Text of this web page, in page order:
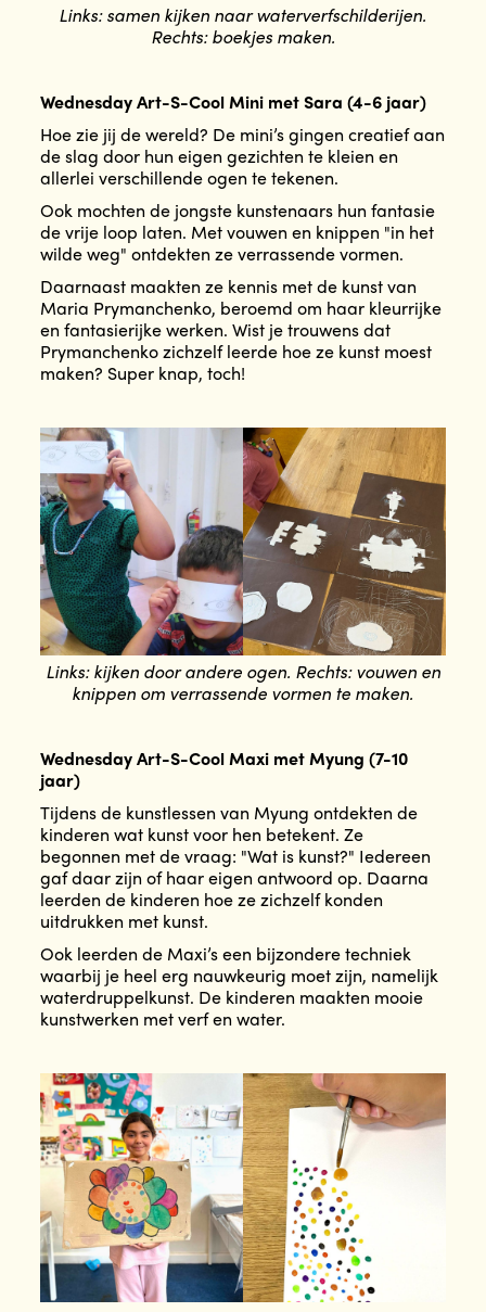
Links: samen kijken naar waterverfschilderijen.
Rechts: boekjes maken.
Wednesday Art-S-Cool Mini met Sara (4-6 jaar)
Hoe zie jij de wereld? De mini’s gingen creatief aan
de slag door hun eigen gezichten te kleien en
allerlei verschillende ogen te tekenen.
Ook mochten de jongste kunstenaars hun fantasie
de vrije loop laten. Met vouwen en knippen "in het
wilde weg" ontdekten ze verrassende vormen.
Daarnaast maakten ze kennis met de kunst van
Maria Prymanchenko, beroemd om haar kleurrijke
en fantasierijke werken. Wist je trouwens dat
Prymanchenko zichzelf leerde hoe ze kunst moest
maken? Super knap, toch!
Links: kijken door andere ogen. Rechts: vouwen en
knippen om verrassende vormen te maken.
Wednesday Art-S-Cool Maxi met Myung (7-10
jaar)
Tijdens de kunstlessen van Myung ontdekten de
kinderen wat kunst voor hen betekent. Ze
begonnen met de vraag: "Wat is kunst?" Iedereen
gaf daar zijn of haar eigen antwoord op. Daarna
leerden de kinderen hoe ze zichzelf konden
uitdrukken met kunst.
Ook leerden de Maxi’s een bijzondere techniek
waarbij je heel erg nauwkeurig moet zijn, namelijk
waterdruppelkunst. De kinderen maakten mooie
kunstwerken met verf en water.